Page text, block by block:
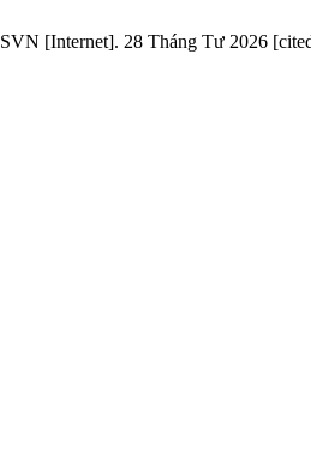
[Internet]. 28 Tháng Tư 2026